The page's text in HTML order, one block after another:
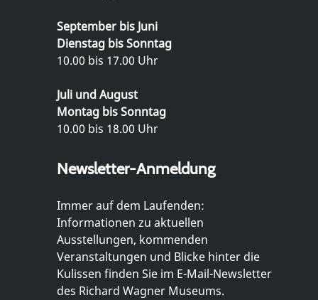
September bis Juni
Dienstag bis Sonntag
10.00 bis 17.00 Uhr
Juli und August
Montag bis Sonntag
10.00 bis 18.00 Uhr
Newsletter-Anmeldung
Immer auf dem Laufenden:
Informationen zu aktuellen
Ausstellungen, kommenden
Veranstaltungen und Blicke hinter die
Kulissen finden Sie im E-Mail-Newsletter
des Richard Wagner Museums.